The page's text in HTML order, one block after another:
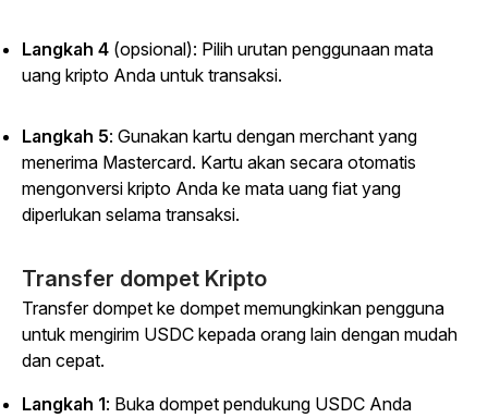
Langkah 4 (opsional): Pilih urutan penggunaan mata
uang kripto Anda untuk transaksi.
Langkah 5: Gunakan kartu dengan merchant yang
menerima Mastercard. Kartu akan secara otomatis
mengonversi kripto Anda ke mata uang fiat yang
diperlukan selama transaksi.
Transfer dompet Kripto
Transfer dompet ke dompet memungkinkan pengguna
untuk mengirim USDC kepada orang lain dengan mudah
dan cepat.
Langkah 1: Buka dompet pendukung USDC Anda